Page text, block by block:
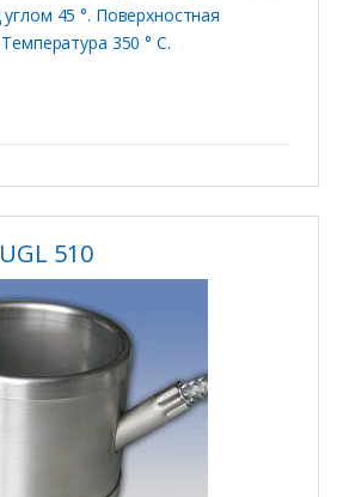
45 °. Поверхностная
350 ° C.
510